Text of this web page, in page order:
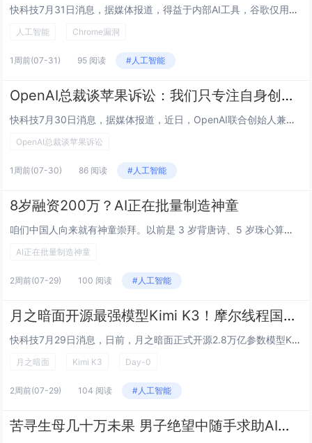
快科技7月31日消息，据媒体报道，得益于内部AI工具，谷歌仅用一个月便为Chrome修复了超过过去两年总和的安全漏洞。当地时间30日，谷歌宣布，6月推出的Chrome 149和Chrome 150共修复1072个安全漏洞。此前两年发布的23...
人工智能 Chrome漏洞
1周前(07-31) 95 阅读 #人工智能
OpenAI总裁谈苹果诉讼：我们只专注自身创新 对窃取其它企业商业机密没兴趣
快科技7月30日消息，据媒体报道，近日，OpenAI联合创始人兼总裁格雷格·布罗克曼就苹果公司起诉事宜回应称：公司无意获取其他公司的商业秘密，并将专注自身技术与长期产品路线。在接受媒体采访时，布罗克曼重申OpenAI已公开表达的立场：公司对...
OpenAI总裁谈苹果诉讼
1周前(07-30) 86 阅读 #人工智能
8岁融资200万？AI正在批量制造神童
咱们中国人向来就有神童崇拜。以前是 3 岁背唐诗、5 岁珠心算，就能被十里八乡称一句神。但 AI 出现以后，神童的进化速度突然被按下了加速键，快到有点离谱。如果爱因斯坦降生在今天，恐怕也只能算个智力发育迟缓的差生。当今互联网，正在经历一波史...
AI正在批量制造神童
2周前(07-29) 100 阅读 #人工智能
月之暗面开源最强模型Kimi K3！摩尔线程国产GPU完成Day-0极速适配
快科技7月29日消息，日前，月之暗面正式开源2.8万亿参数模型Kimi K3，并同步发布模型权重与技术报告。同日，摩尔线程基于AI训推一体智算卡MTT S5000及MUSA软件栈，率先完成Kimi K3的快速适配与稳定运行。摩尔线程表示，此...
月之暗面 Kimi K3 Day-0
2周前(07-29) 104 阅读 #人工智能
苦寻生母几十万未果 男子绝望中随手求助AI：奇迹真出现了！